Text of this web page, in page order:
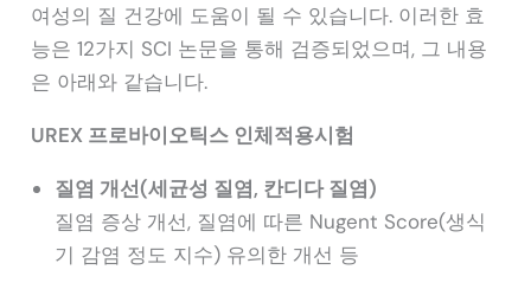
여성의 질 건강에 도움이 될 수 있습니다. 이러한 효
능은 12가지 SCI 논문을 통해 검증되었으며, 그 내용
은 아래와 같습니다.
UREX 프로바이오틱스 인체적용시험
질염 개선(세균성 질염, 칸디다 질염)
질염 증상 개선, 질염에 따른 Nugent Score(생식
기 감염 정도 지수) 유의한 개선 등